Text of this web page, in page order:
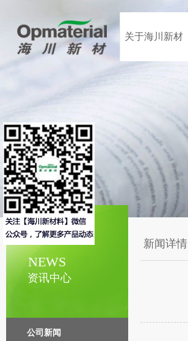
关于海川新材
资讯中心
NEWS
公司新闻
新闻详情